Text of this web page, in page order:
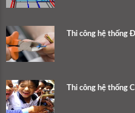
Thi công hệ thống
Thi công hệ thống